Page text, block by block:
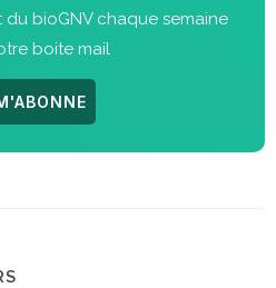
du bioGNV chaque semaine
boite mail